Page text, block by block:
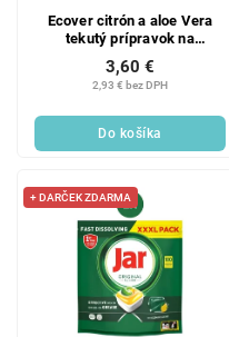
Ecover citrón a aloe Vera
tekutý prípravok na
umývanie riadu, 450 ml
2,93 € bez DPH
3,60 €
Do košíka
+ DARČEK ZDARMA